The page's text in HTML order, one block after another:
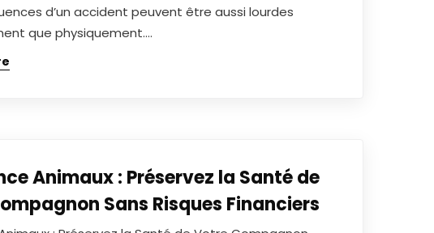
d’un accident peuvent être aussi lourdes
que physiquement.…
Animaux : Préservez la Santé de
Sans Risques Financiers